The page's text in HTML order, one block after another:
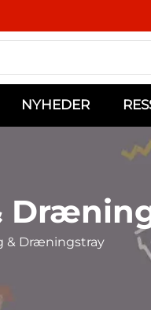
NYHEDER
& Dræningstray